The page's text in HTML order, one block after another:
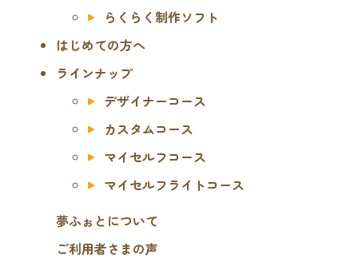
らくらく制作ソフト
はじめての方へ
ラインナップ
デザイナーコース
カスタムコース
マイセルフコース
マイセルフライトコース
夢ふぉとについて
ご利用者さまの声